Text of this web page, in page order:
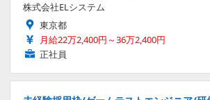
株式会社ELシステム
東京都
月給22万2,400円～36万2,400円
正社員